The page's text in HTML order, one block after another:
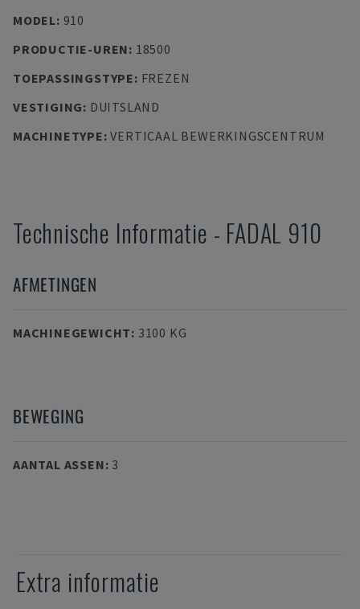
MODEL: 910
PRODUCTIE-UREN: 18500
TOEPASSINGSTYPE: FREZEN
VESTIGING: DUITSLAND
MACHINETYPE:VERTICAAL BEWERKINGSCENTRUM
Technische Informatie - FADAL 910
AFMETINGEN
MACHINEGEWICHT: 3100 KG
BEWEGING
AANTAL ASSEN: 3
Extra informatie